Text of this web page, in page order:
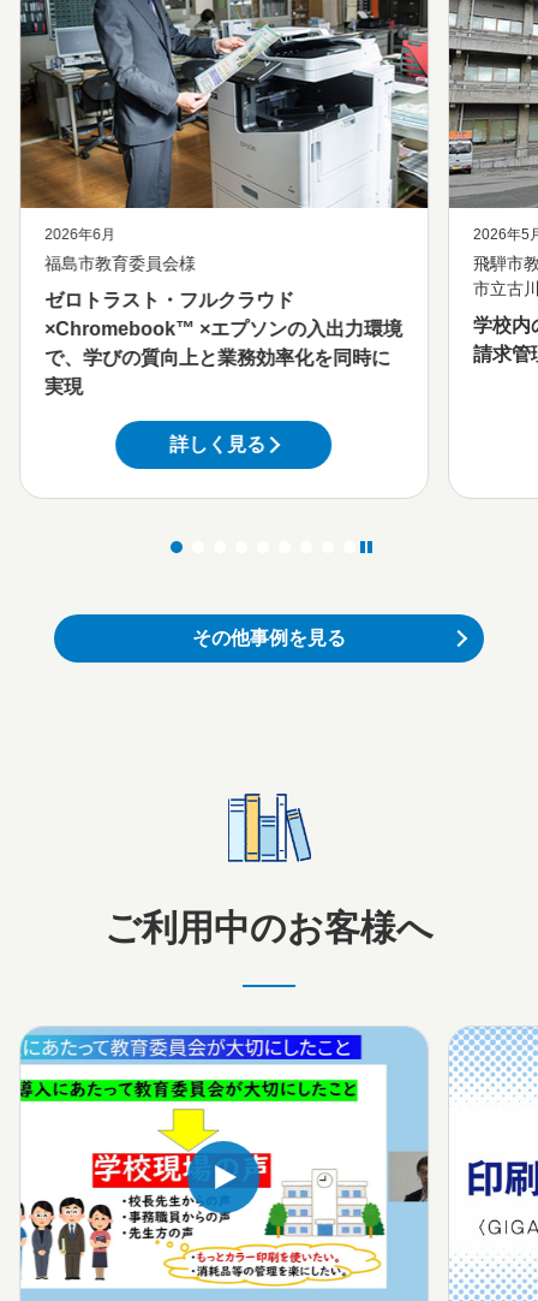
2026年6月
福島市教育委員会様
ゼロトラスト・フルクラウド
×Chromebook™ ×エプソンの入出力環境
で、学びの質向上と業務効率化を同時に
実現
詳しく見る
2026年5
飛騨市
市立古
学校内
請求管
その他事例を見る
ご利用中のお客様へ